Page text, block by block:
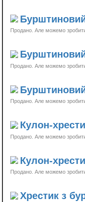
Продано
Продано
Продано
Кулон-
Продано
Кулон-
Продано
Хрестик з